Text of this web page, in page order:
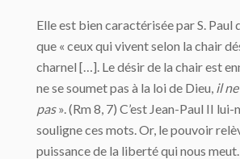
Elle est bien caractérisée par S. Paul
que « ceux qui vivent selon la chair
charnel […]. Le désir de la chair est
ne se soumet pas à la loi de Dieu, il
pas». (Rm 8, 7) C’est Jean-Paul II lui-
souligne ces mots. Or, le pouvoir
puissance de la liberté qui nous meut.